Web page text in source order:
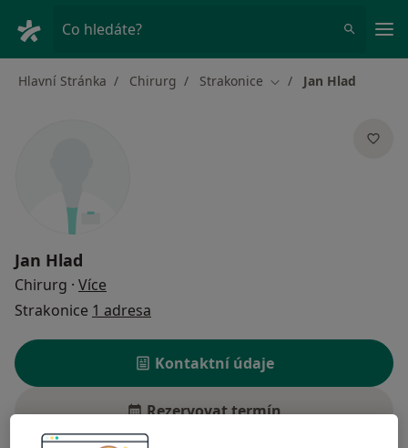
Co hledáte?
Hlavní Stránka Chirurg Strakonice Změna města
Jan Hlad
Jan Hlad
Chirurg · Více
Strakonice 1 adresa
Kontaktní údaje
Rezervovat termín